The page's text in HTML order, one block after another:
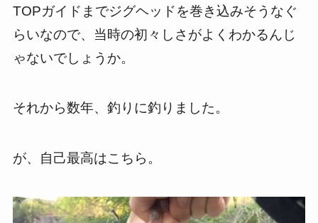
TOPガイドまでジグヘッドを巻き込みそうなぐ
らいなので、当時の初々しさがよくわかるんじ
ゃないでしょうか。
それから数年、釣りに釣りました。
が、自己最高はこちら。